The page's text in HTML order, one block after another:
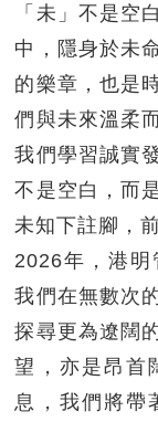
「未」不是空
中，隱身於未
的樂章，也是
們與未來溫柔
我們學習誠實
不是空白，而
未知下註腳，
2026年，港明
我們在無數次
探尋更為遼闊
望，亦是昂
息，我們將帶